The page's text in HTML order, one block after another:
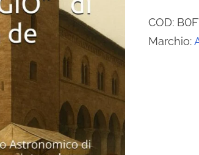
COD:
Marchio: